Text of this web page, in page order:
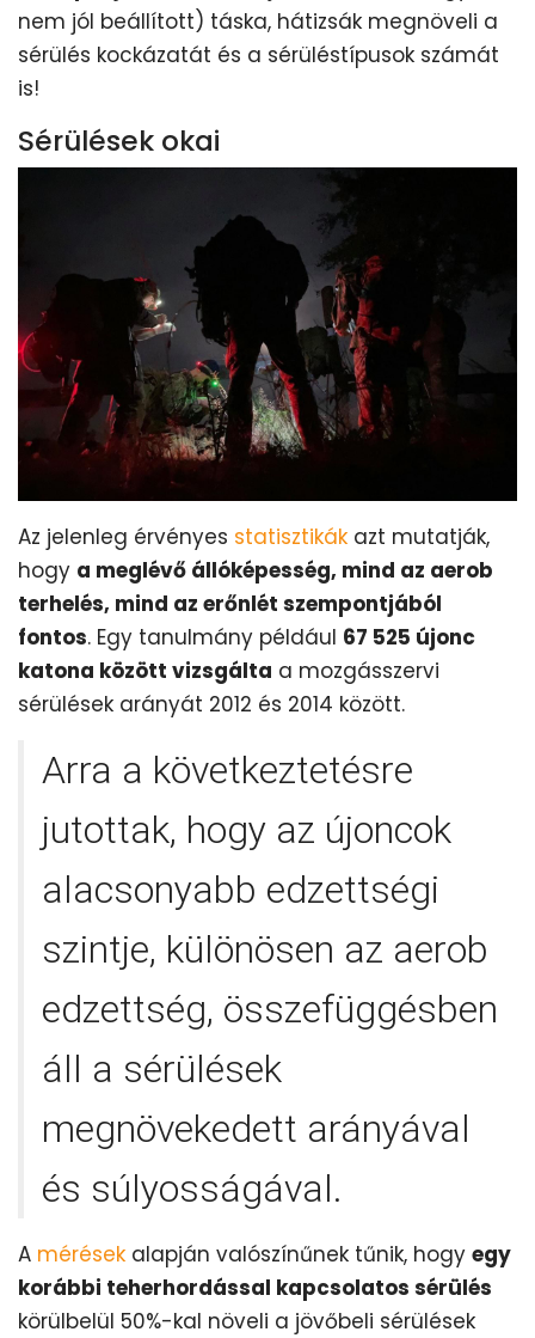
nem jól beállított) táska, hátizsák megnöveli a
sérülés kockázatát és a sérüléstípusok számát
is!
Sérülések okai
Az jelenleg érvényes statisztikák azt mutatják,
hogy a meglévő állóképesség, mind az aerob
terhelés, mind az erőnlét szempontjából
fontos. Egy tanulmány például 67 525 újonc
katona között vizsgálta a mozgásszervi
sérülések arányát 2012 és 2014 között.
Arra a következtetésre
jutottak, hogy az újoncok
alacsonyabb edzettségi
szintje, különösen az aerob
edzettség, összefüggésben
áll a sérülések
megnövekedett arányával
és súlyosságával.
A mérések alapján valószínűnek tűnik, hogy egy
korábbi teherhordással kapcsolatos sérülés
körülbelül 50%-kal növeli a jövőbeli sérülések